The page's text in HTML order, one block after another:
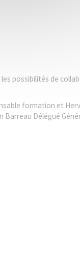
possibilités de
formation et
Barreau Délégué